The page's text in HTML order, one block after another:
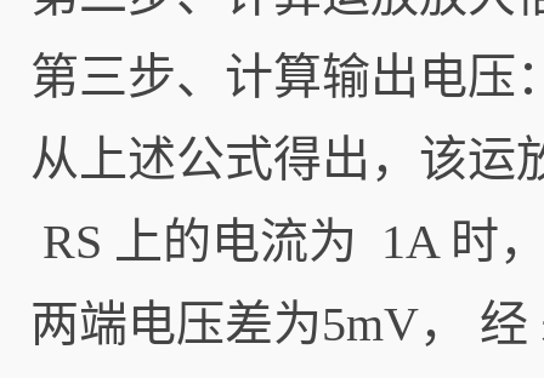
第三步、计算输出电压
从上述公式得出，该运
RS 上的电流为 1A 时
两端电压差为5mV，